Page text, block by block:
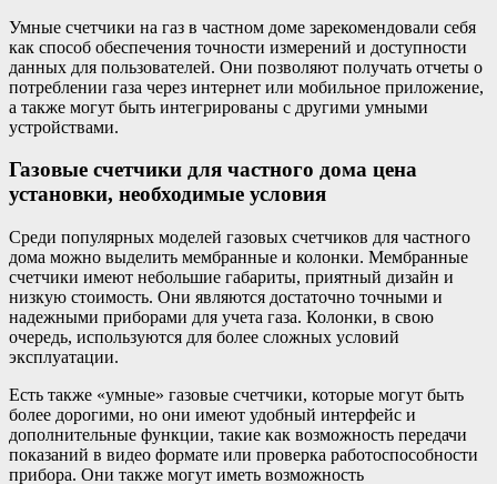
Умные счетчики на газ в частном доме зарекомендовали себя
как способ обеспечения точности измерений и доступности
данных для пользователей. Они позволяют получать отчеты о
потреблении газа через интернет или мобильное приложение,
а также могут быть интегрированы с другими умными
устройствами.
Газовые счетчики для частного дома цена
установки, необходимые условия
Среди популярных моделей газовых счетчиков для частного
дома можно выделить мембранные и колонки. Мембранные
счетчики имеют небольшие габариты, приятный дизайн и
низкую стоимость. Они являются достаточно точными и
надежными приборами для учета газа. Колонки, в свою
очередь, используются для более сложных условий
эксплуатации.
Есть также «умные» газовые счетчики, которые могут быть
более дорогими, но они имеют удобный интерфейс и
дополнительные функции, такие как возможность передачи
показаний в видео формате или проверка работоспособности
прибора. Они также могут иметь возможность